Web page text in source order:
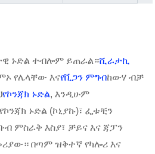
ኑድል ተብሎም ይጠራል።ሺራታኪ
የሌላቸው እናየቪጋን ምግብከውሃ ብቻ
የኮንጃክ ኑድል, እንዲሁም
ኑድል (ኮኒያኩ)፣ ፌቱቺን
ምስራቅ እስያ፣ ቻይና እና ጃፓን
በጣም ዝቅተኛ የካሎሪ እና